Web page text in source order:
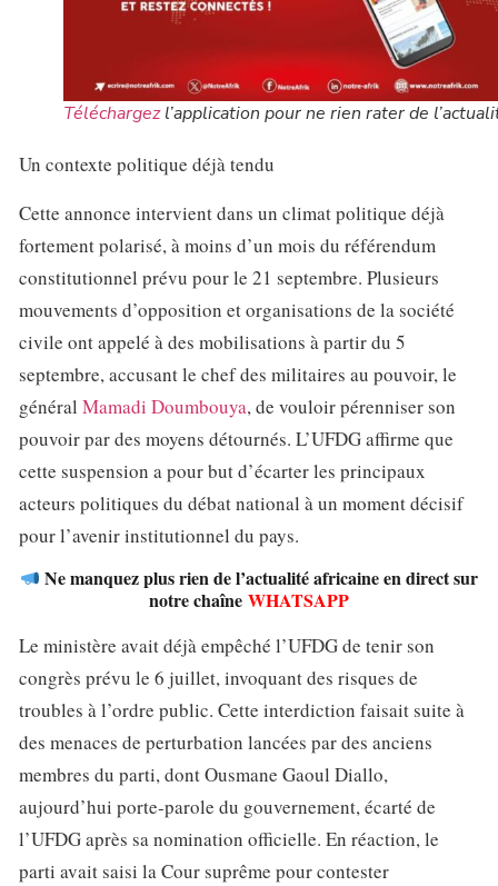
Téléchargezl’application pour ne rien rater de
Un contexte politique déjà tendu
Cette annonce intervient dans un climat politique déjà
fortement polarisé, à moins d’un mois du référendum
constitutionnel prévu pour le 21 septembre. Plusieurs
mouvements d’opposition et organisations de la société
civile ont appelé à des mobilisations à partir du 5
septembre, accusant le chef des militaires au pouvoir, le
général Mamadi Doumbouya, de vouloir pérenniser son
pouvoir par des moyens détournés. L’UFDG affirme que
cette suspension a pour but d’écarter les principaux
acteurs politiques du débat national à un moment décisif
pour l’avenir institutionnel du pays.
Ne manquez plus rien de l’actualité africaine en direct sur
notre chaîne WHATSAPP
Le ministère avait déjà empêché l’UFDG de tenir son
congrès prévu le 6 juillet, invoquant des risques de
troubles à l’ordre public. Cette interdiction faisait suite à
des menaces de perturbation lancées par des anciens
membres du parti, dont Ousmane Gaoul Diallo,
aujourd’hui porte-parole du gouvernement, écarté de
l’UFDG après sa nomination officielle. En réaction, le
parti avait saisi la Cour suprême pour contester